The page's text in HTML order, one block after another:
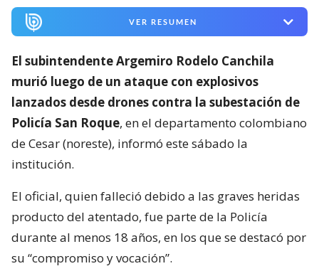
VER RESUMEN
El subintendente Argemiro Rodelo Canchila
murió luego de un ataque con explosivos
lanzados desde drones contra la subestación de
Policía San Roque, en el departamento colombiano
de Cesar (noreste), informó este sábado la
institución.
El oficial, quien falleció debido a las graves heridas
producto del atentado, fue parte de la Policía
durante al menos 18 años, en los que se destacó por
su “compromiso y vocación”.